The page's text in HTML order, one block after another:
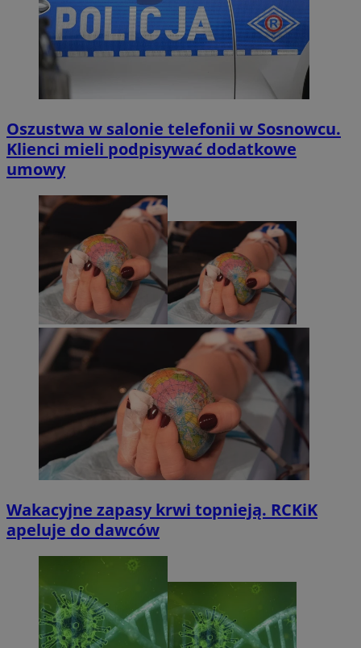
Oszustwa w salonie telefonii w Sosnowcu.
Klienci mieli podpisywać dodatkowe
umowy
Wakacyjne zapasy krwi topnieją. RCKiK
apeluje do dawców